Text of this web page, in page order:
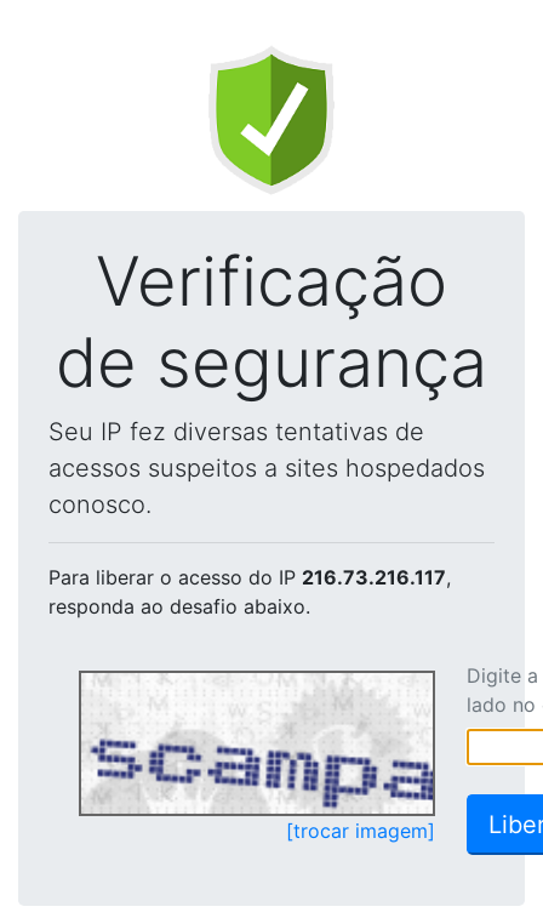
Verificação
de segurança
Seu IP fez diversas tentativas de
acessos suspeitos a sites hospedados
conosco.
Para liberar o acesso do IP 216.73.216.117,
responda ao desafio abaixo.
[trocar imagem]
Digite
lado no